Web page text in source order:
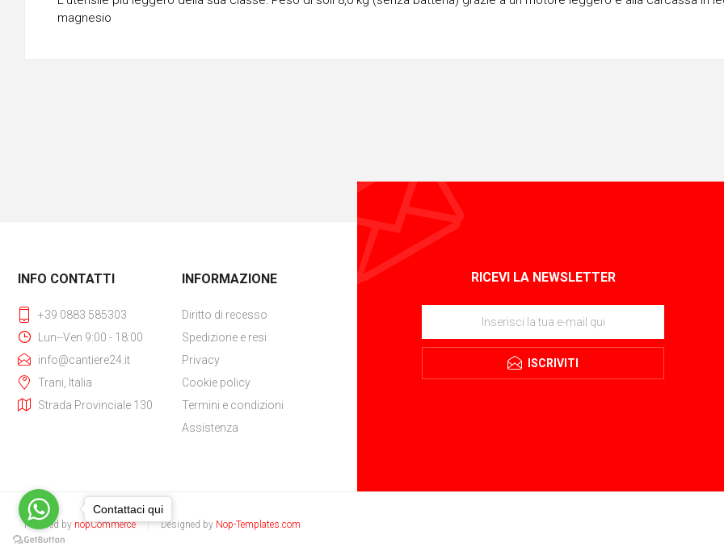
magnesio
RICEVI LA NEWSLETTER
ISCRIVITI
INFO CONTATTI
+39 0883 585303
Lun--Ven 9:00 - 18:00
info@cantiere24.it
Trani, Italia
Strada Provinciale 130
INFORMAZIONE
Diritto di recesso
Spedizione e resi
Privacy
Cookie policy
Termini e condizioni
Assistenza
Powered by nopCommerce Designed by Nop-Templates.com
Contattaci qui